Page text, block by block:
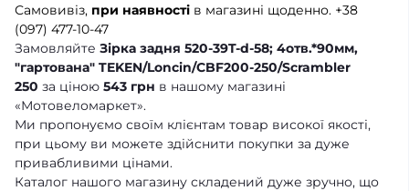
Самовивіз, при наявності в магазині щоденно. +38
(097) 477-10-47
Замовляйте Зірка задня 520-39T-d-58; 4отв.*90мм,
"гартована" TEKEN/Loncin/CBF200-250/Scrambler
250 за ціною 543 грн в нашому магазині
«Мотовеломаркет».
Ми пропонуємо своїм клієнтам товар високої якості,
при цьому ви можете здійснити покупки за дуже
привабливими цінами.
Каталог нашого магазину складений дуже зручно, що